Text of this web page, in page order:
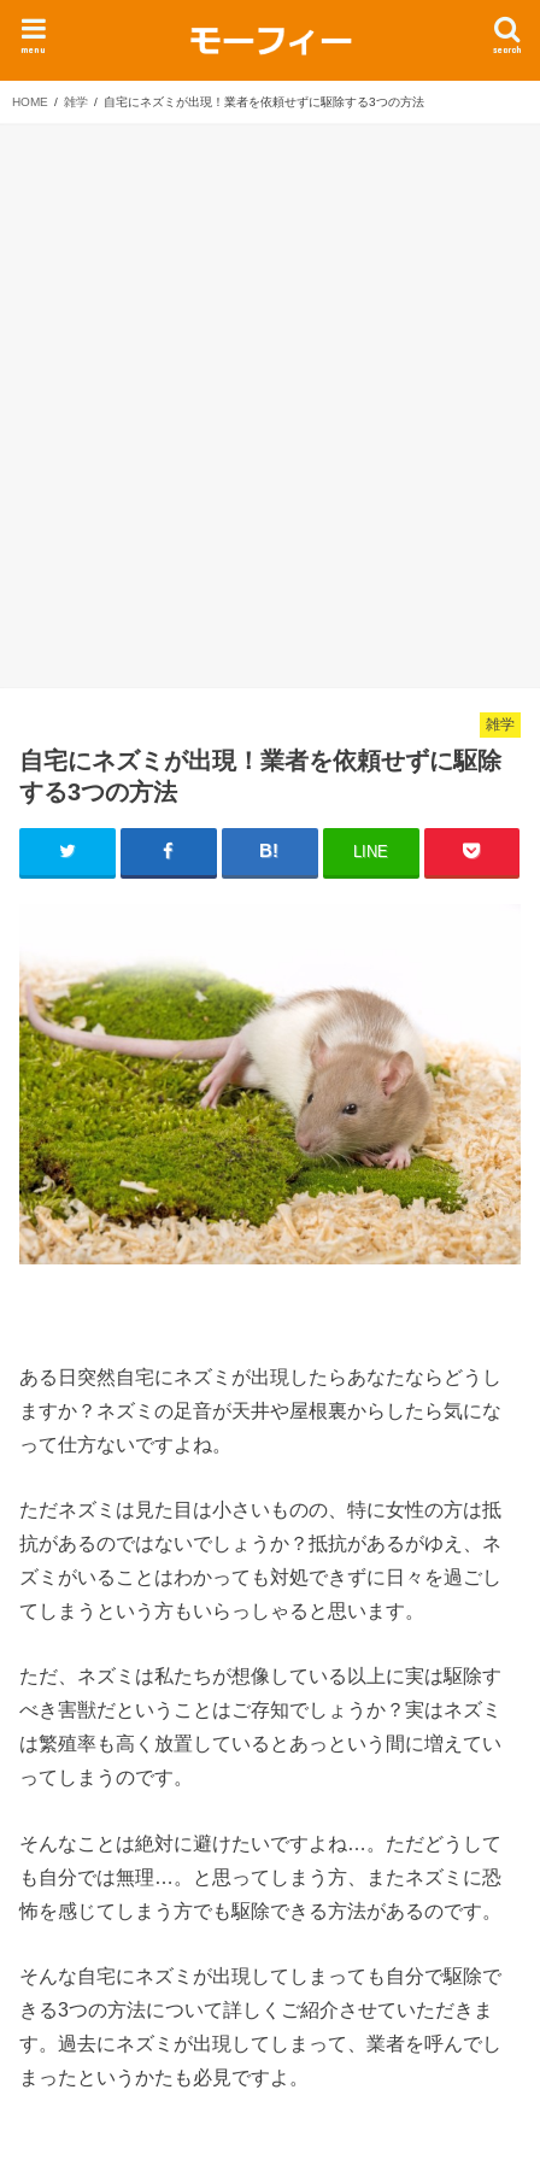
search
menu
HOME 雑学 自宅にネズミが出現！業者を依頼せずに駆除する3つの方法
雑学
自宅にネズミが出現！業者を依頼せずに駆除
する3つの方法
LINE
ある日突然自宅にネズミが出現したらあなたならどうし
ますか？ネズミの足音が天井や屋根裏からしたら気にな
って仕方ないですよね。
ただネズミは見た目は小さいものの、特に女性の方は抵
抗があるのではないでしょうか？抵抗があるがゆえ、ネ
ズミがいることはわかっても対処できずに日々を過ごし
てしまうという方もいらっしゃると思います。
ただ、ネズミは私たちが想像している以上に実は駆除す
べき害獣だということはご存知でしょうか？実はネズミ
は繁殖率も高く放置しているとあっという間に増えてい
ってしまうのです。
そんなことは絶対に避けたいですよね…。ただどうして
も自分では無理…。と思ってしまう方、またネズミに恐
怖を感じてしまう方でも駆除できる方法があるのです。
そんな自宅にネズミが出現してしまっても自分で駆除で
きる3つの方法について詳しくご紹介させていただきま
す。過去にネズミが出現してしまって、業者を呼んでし
まったというかたも必見ですよ。